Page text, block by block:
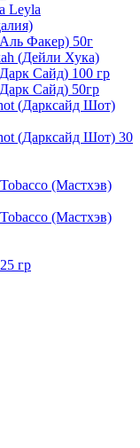
Leyla
Факер) 50г
(Дейли Хука)
Сайд) 100 гр
Сайд) 50гр
(Дарксайд Шот)
(Дарксайд Шот) 30
(Мастхэв)
(Мастхэв)
гр